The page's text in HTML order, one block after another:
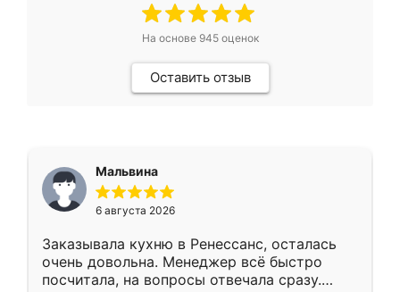
На основе 945оценок
Оставить отзыв
Мальвина
6 августа 2026
Заказывала кухню в Ренессанс, осталась
очень довольна. Менеджер всё быстро
посчитала, на вопросы отвечала сразу.